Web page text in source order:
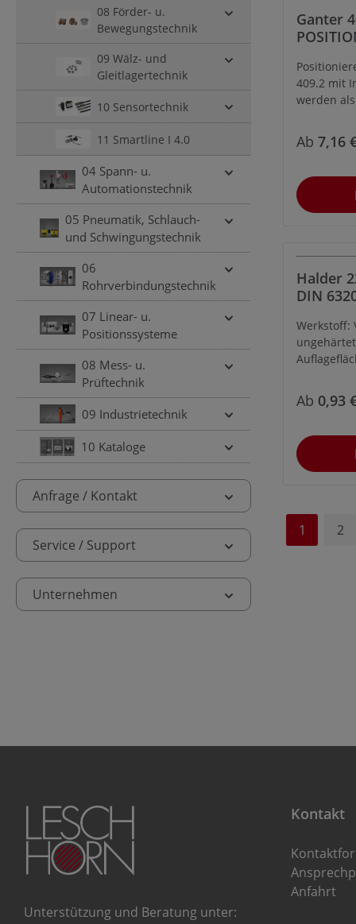
08 Förder- u.
Bewegungstechnik
09 Wälz- und
Gleitlagertechnik
10 Sensortechnik
11 Smartline I 4.0
04 Spann- u.
Automationstechnik
05 Pneumatik, Schlauch-
und Schwingungstechnik
06
Rohrverbindungstechnik
07 Linear- u.
Positionssysteme
08 Mess- u.
Prüftechnik
09 Industrietechnik
10 Kataloge
Anfrage / Kontakt
Service / Support
Unternehmen
Ganter
409.2 mit
werden
verwendet.
Ab 7,16
Halder
DIN
M 6
Werkstoff:
Auflagefläche ohne
Ab 0,93
1 2
Unterstützung und Beratung unter:
Kontakt
Anfahrt